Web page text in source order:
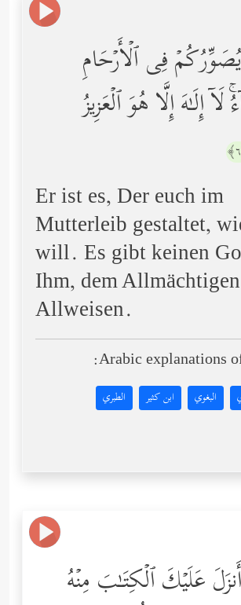
فِی ٱلۡأَرۡحَامِ
إِلَـٰهَ إِلَّا هُوَ ٱلۡعَزِیزُ
Er ist es, Der euch im
Mutterleib gestaltet,
will. Es gibt keinen
Ihm, dem
Allweisen.
Arabic explanations
البغوي ابن كثير الطبري
عَلَیۡكَ ٱلۡكِتَـٰبَ مِنۡهُ